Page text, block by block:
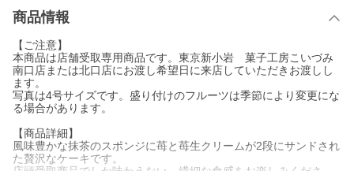
商品情報
【ご注意】
本商品は店舗受取専用商品です。東京新小岩 菓子工房こいづみ
南口店または北口店にお渡し希望日に来店していただきお渡しし
ます。
写真は4号サイズです。盛り付けのフルーツは季節により変更にな
る場合があります。
【商品詳細】
風味豊かな抹茶のスポンジに苺と苺生クリームが2段にサンドされ
た贅沢なケーキです。